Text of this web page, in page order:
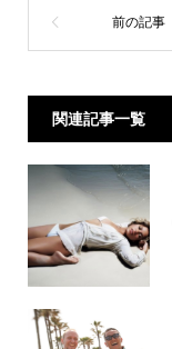
関連記事一覧